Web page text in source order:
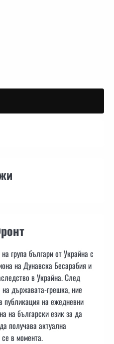
група българи от Украйна с
на Дунавска Бесарабия и
в Украйна. След
държавата-грешка, ние
публикация на ежедневни
на български език за да
получава актуална
в момента.